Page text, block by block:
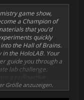
game show,
a Champion of
that you'd
quickly
the Hall of Brains.
the HoloLAB. Your
guide you through a
lab challenge.
a radioactive
Größe anzuzeigen.